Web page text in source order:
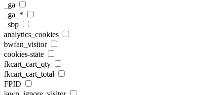
_ga
_ga_*
_sbp
analytics_cookies
bwfan_visitor
cookies-state
fkcart_cart_qty
fkcart_cart_total
FPID